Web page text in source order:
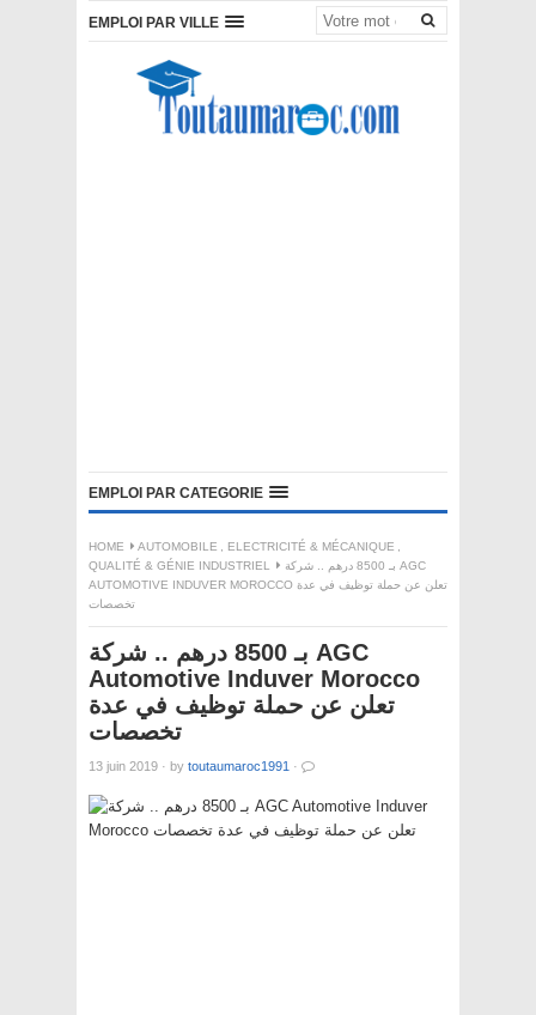
EMPLOI PAR VILLE
EMPLOI PAR CATEGORIE
HOME AUTOMOBILE , ELECTRICITÉ & MÉCANIQUE ,
QUALITÉ & GÉNIE INDUSTRIEL
بـ 8500 درهم .. شركة AGC
AUTOMOTIVE INDUVER MOROCCO تعلن عن حملة توظيف في عدة
تخصصات
بـ 8500 درهم .. شركة AGC
Automotive Induver Morocco
تعلن عن حملة توظيف في عدة
تخصصات
13 juin 2019 · by toutaumaroc1991 ·